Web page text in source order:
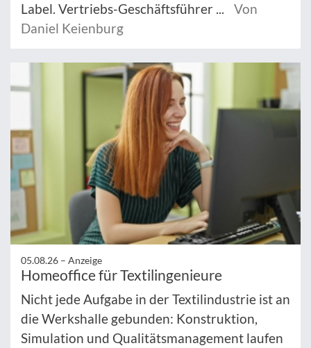
Label. Vertriebs-Geschäftsführer ...
Von
Daniel Keienburg
05.08.26 – Anzeige
Homeoffice für Textilingenieure
Nicht jede Aufgabe in der Textilindustrie ist an
die Werkshalle gebunden: Konstruktion,
Simulation und Qualitätsmanagement laufen